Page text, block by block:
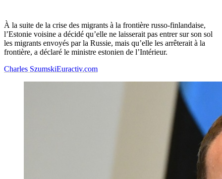
À la suite de la crise des migrants à la frontière russo-finlandaise,
l’Estonie voisine a décidé qu’elle ne laisserait pas entrer sur son sol
les migrants envoyés par la Russie, mais qu’elle les arrêterait à la
frontière, a déclaré le ministre estonien de l’Intérieur.
Charles SzumskiEuractiv.com